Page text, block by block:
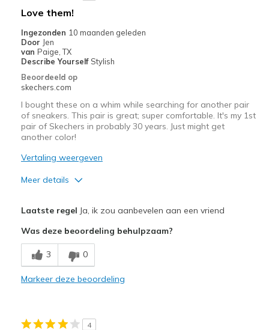
Width
Sizing
Feels true to size
View On Shoes
Love them!
Ingezonden 10 maanden geleden
Door Jen
van Paige, TX
Describe Yourself Stylish
Beoordeeld op
skechers.com
I bought these on a whim while searching for another pair
of sneakers. This pair is great; super comfortable. It's my 1st
pair of Skechers in probably 30 years. Just might get
another color!
Vertaling weergeven
Meer details
Comfortable
Stylish
Laatste regel Ja, ik zou aanbevelen aan een vriend
Was deze beoordeling behulpzaam?
3 0
Markeer deze beoordeling
4